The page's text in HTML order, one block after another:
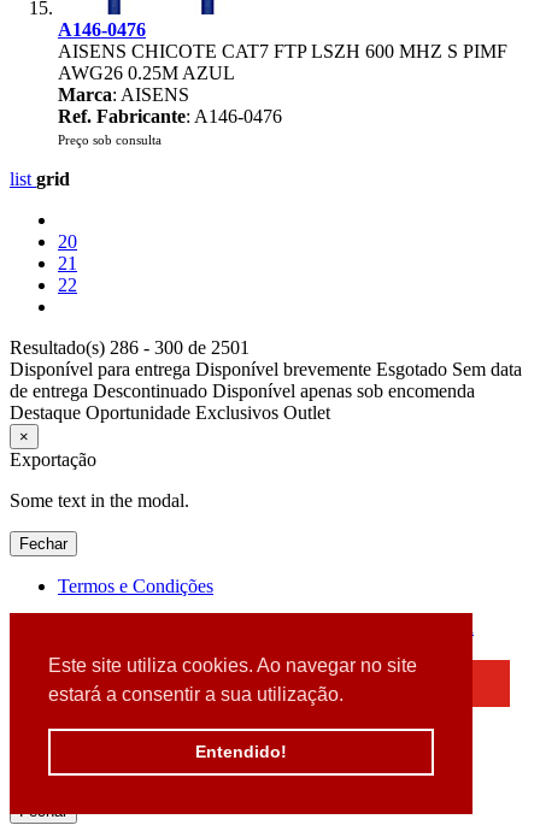
Este site utiliza cookies. Ao navegar no site
estará a consentir a sua utilização.
Entendido!
A146-0476
AISENS CHICOTE CAT7 FTP LSZH 600 MHZ S PIMF
AWG26 0.25M AZUL
Marca: AISENS
Ref. Fabricante: A146-0476
Preço sob consulta
list grid
20
21
22
Resultado(s) 286 - 300 de 2501
Disponível para entrega Disponível brevemente Esgotado Sem data
de entrega Descontinuado Disponível apenas sob encomenda
Destaque Oportunidade Exclusivos Outlet
×
Exportação
Some text in the modal.
Fechar
Termos e Condições
Detectamos que está a usar um browser desatualizado
Por favor, atualize o seu browser
para garantir uma melhor experiência.
Fechar